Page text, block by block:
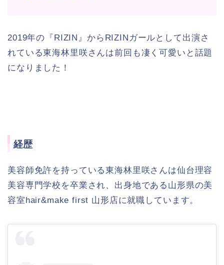
2019年の『RIZIN』からRIZINガールとして出演さ
れている東海林里咲さんは前回も凄く可愛いと話題
になりました！
経歴
美容師免許を持っている東海林里咲さんは仙台理容
美容専門学校を卒業され、 出身地である山形県の美
容室hair&make first 山形店に就職しています。